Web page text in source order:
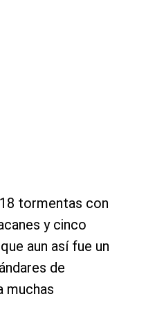
tormentas con
y cinco
aun así fue un
de
muchas